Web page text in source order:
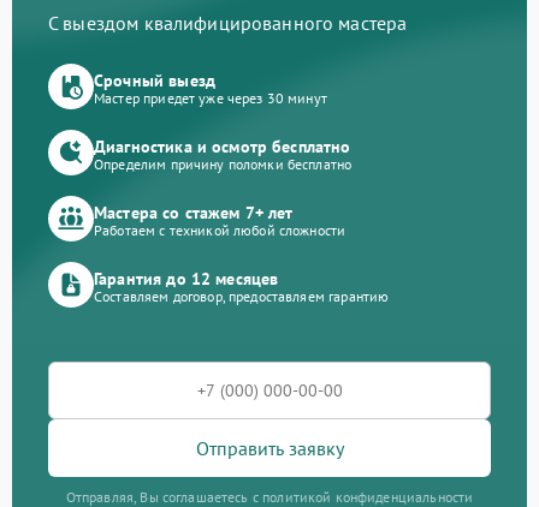
С выездом квалифицированного мастера
Срочный выезд
Мастер приедет уже через 30 минут
Диагностика и осмотр бесплатно
Определим причину поломки бесплатно
Мастера со стажем 7+ лет
Работаем с техникой любой сложности
Гарантия до 12 месяцев
Составляем договор, предоставляем гарантию
Отправить заявку
Отправляя, Вы соглашаетесь с политикой конфиденциальности